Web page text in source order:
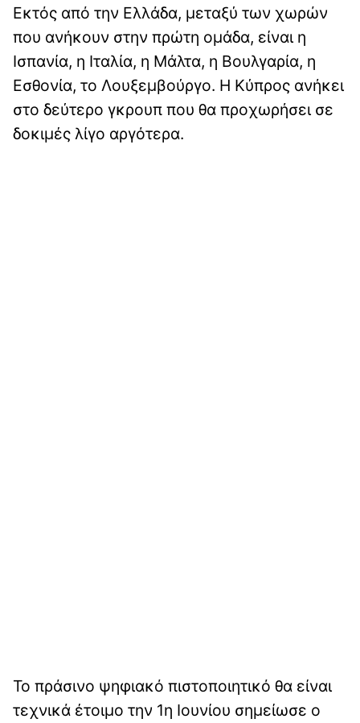
Εκτός από την Ελλάδα, μεταξύ των χωρών
που ανήκουν στην πρώτη ομάδα, είναι η
Ισπανία, η Ιταλία, η Μάλτα, η Βουλγαρία, η
Εσθονία, το Λουξεμβούργο. Η Κύπρος ανήκει
στο δεύτερο γκρουπ που θα προχωρήσει σε
δοκιμές λίγο αργότερα.
Το πράσινο ψηφιακό πιστοποιητικό θα είναι
τεχνικά έτοιμο την 1η Ιουνίου σημείωσε ο